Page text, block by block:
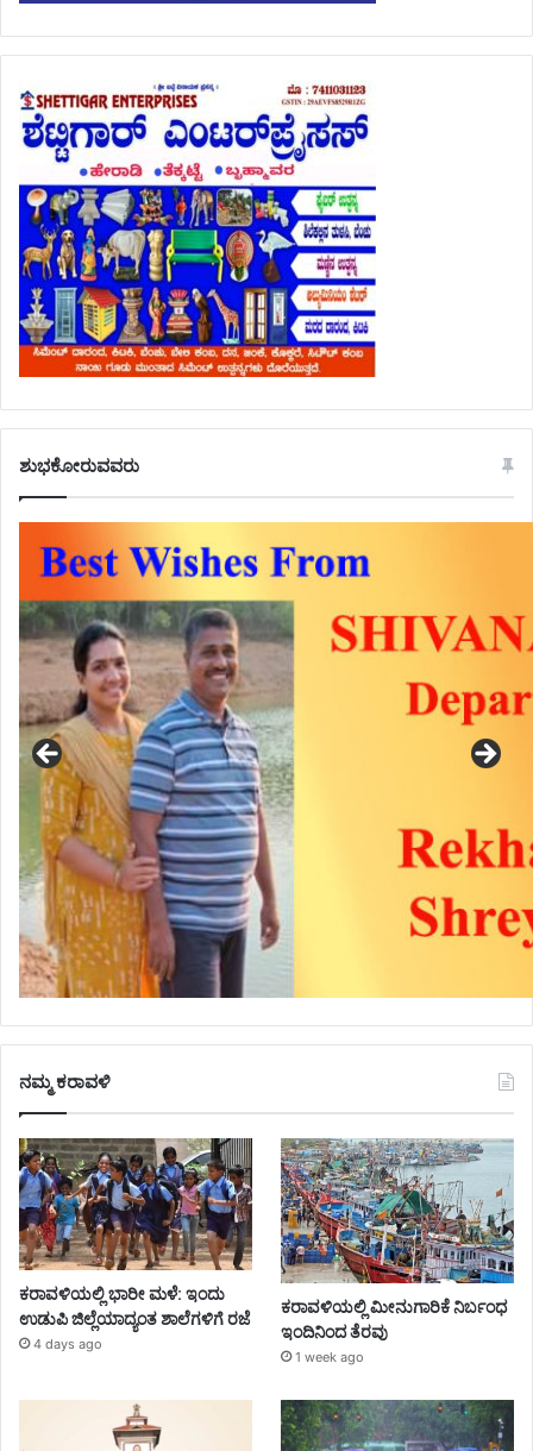
ಶುಭಕೋರುವವರು
ನಮ್ಮ ಕರಾವಳಿ
ಕರಾವಳಿಯಲ್ಲಿ ಭಾರೀ ಮಳೆ: ಇಂದು
ಉಡುಪಿ ಜಿಲ್ಲೆಯಾದ್ಯಂತ ಶಾಲೆಗಳಿಗೆ ರಜೆ
4 days ago
ಕರಾವಳಿಯಲ್ಲಿ ಮೀನುಗಾರಿಕೆ ನಿರ್ಬಂಧ
ಇಂದಿನಿಂದ ತೆರವು
1 week ago